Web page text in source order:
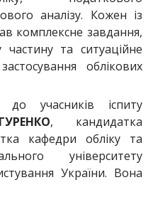
аналізу. Кожен із
комплексне завдання,
та ситуаційне
облікових
учасників іспиту
, кандидатка
кафедри обліку та
університету
України. Вона